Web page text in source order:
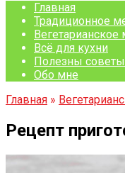
Главная
Традиционное
Всё для кухни
Полезны советы
Обо мне
Главная »
Рецепт